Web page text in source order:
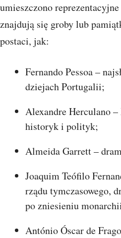
umieszczono
znajdują się groby lub
postaci, jak:
Fernando Pessoa –
dziejach Portugalii;
Alexandre Herculano
historyk i polityk;
Almeida Garrett –
Joaquim Teófilo
rządu tymczasowego,
po zniesieniu
António Óscar de